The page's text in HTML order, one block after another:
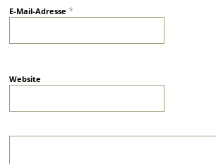
E-Mail-Adresse*
Website